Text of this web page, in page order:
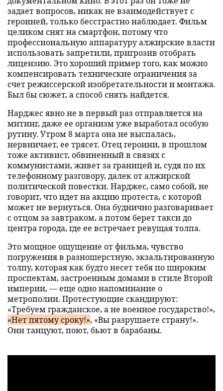
задает вопросов, никак не взаимодействует с
героиней, только бесстрастно наблюдает. Фильм
целиком снят на смартфон, потому что
профессиональную аппаратуру алжирские власти
использовать запретили, пригрозив отобрать
лицензию. Это хороший пример того, как можно
компенсировать технические ограничения за
счет режиссерской изобретательности и монтажа.
Был бы сюжет, а способ снять найдется.
Нарджес явно не в первый раз отправляется на
митинг, даже ее организм уже выработал особую
рутину. Утром 8 марта она не выспалась,
нервничает, ее трясет. Отец героини, в прошлом
тоже активист, обвиненный в связях с
коммунистами, живет за границей и, судя по их
телефонному разговору, далек от алжирской
политической повестки. Нарджес, само собой, не
говорит, что идет на акцию протеста, с которой
может не вернуться. Она буднично разговаривает
с отцом за завтраком, а потом берет такси до
центра города, где ее встречает ревущая толпа.
Это мощное ощущение от фильма, чувство
погружения в разношерстную, экзальтированную
толпу, которая как будто несет тебя по широким
проспектам, застроенным домами в стиле Второй
империи, — еще одно напоминание о
метрополии. Протестующие скандируют:
«Требуем гражданское, а не военное государство!»,
«Нет пятому сроку!», «Вы разрушаете страну!».
Они танцуют, поют, бьют в барабаны.